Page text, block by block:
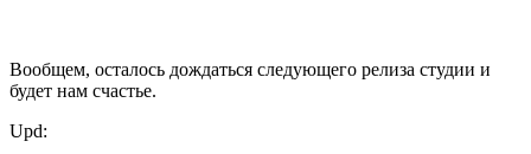
Вообщем, осталось дождаться следующего релиза студии и
будет нам счастье.
Upd: